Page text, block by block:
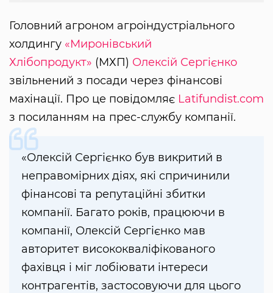
Головний агроном агроіндустріального
холдингу «Миронівський
Хлібопродукт» (МХП) Олексій Сергієнко
звільнений з посади через фінансові
махінації. Про це повідомляє Latifundist.com
з посиланням на прес-службу компанії.
«Олексій Сергієнко був викритий в
неправомірних діях, які спричинили
фінансові та репутаційні збитки
компанії. Багато років, працюючи в
компанії, Олексій Сергієнко мав
авторитет висококваліфікованого
фахівця і міг лобіювати інтереси
контрагентів, застосовуючи для цього